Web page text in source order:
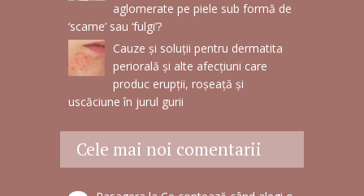
aglomerate pe piele sub formă de
‘scame’ sau ‘fulgi’?
Cauze și soluții pentru dermatita
periorală și alte afecțiuni care
produc erupții, roșeață și
uscăciune în jurul gurii
Cele mai noi comentarii